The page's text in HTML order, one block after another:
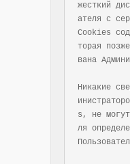
жесткий
ателя с
Cookies
торая
вана
Никакие
s, не
ля